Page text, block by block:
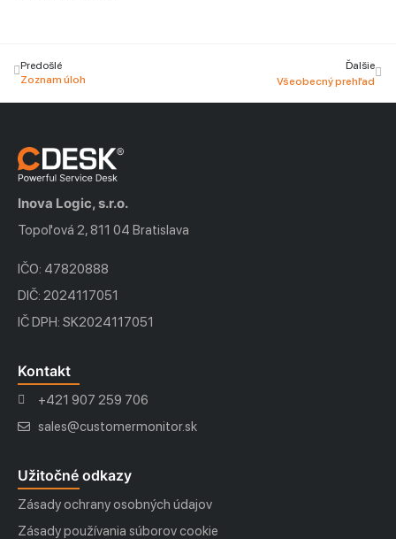
Predošlé
Zoznam úloh
Ďalšie
Všeobecný prehľad
Inova Logic, s.r.o.
Topoľová 2, 811 04 Bratislava
IČO: 47820888
DIČ: 2024117051
IČ DPH: SK2024117051
Kontakt
+421 907 259 706
sales@customermonitor.sk
Užitočné odkazy
Zásady ochrany osobných údajov
Zásady používania súborov cookie